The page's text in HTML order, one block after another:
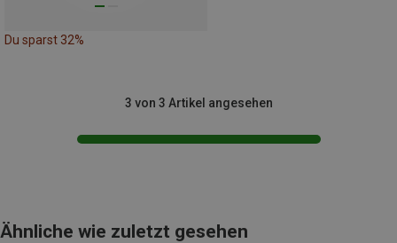
Du sparst 32%
3 von 3 Artikel angesehen
Ähnliche wie zuletzt gesehen